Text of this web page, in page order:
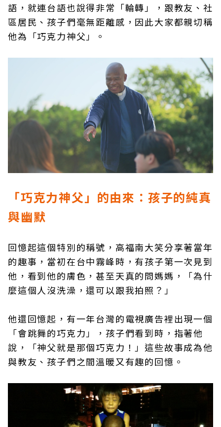
語，就連台語也說得非常「輪轉」，跟教友、社
區居民、孩子們毫無距離感，因此大家都親切稱
他為「巧克力神父」。
「巧克力神父」的由來：孩子的純真
與幽默
回憶起這個特別的稱號，高福南大笑分享著當年
的趣事，當初在台中霧峰時，有孩子第一次見到
他，看到他的膚色，甚至天真的問媽媽，「為什
麼這個人沒洗澡，還可以跟我拍照？」
他還回憶起，有一年台灣的電視廣告裡出現一個
「會跳舞的巧克力」，孩子們看到時，指著他
說，「神父就是那個巧克力！」這些故事成為他
與教友、孩子們之間溫暖又有趣的回憶。